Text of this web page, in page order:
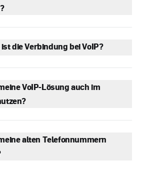
die Verbindung bei VoIP?
VoIP-Lösung auch im
alten Telefonnummern